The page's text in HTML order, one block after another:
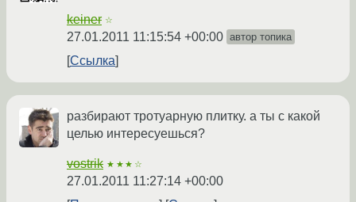
keiner ☆
27.01.2011 11:15:54 +00:00 автор топика
Ссылка
разбирают тротуарную плитку. а ты с какой
целью интересуешься?
vostrik ★★★☆
27.01.2011 11:27:14 +00:00